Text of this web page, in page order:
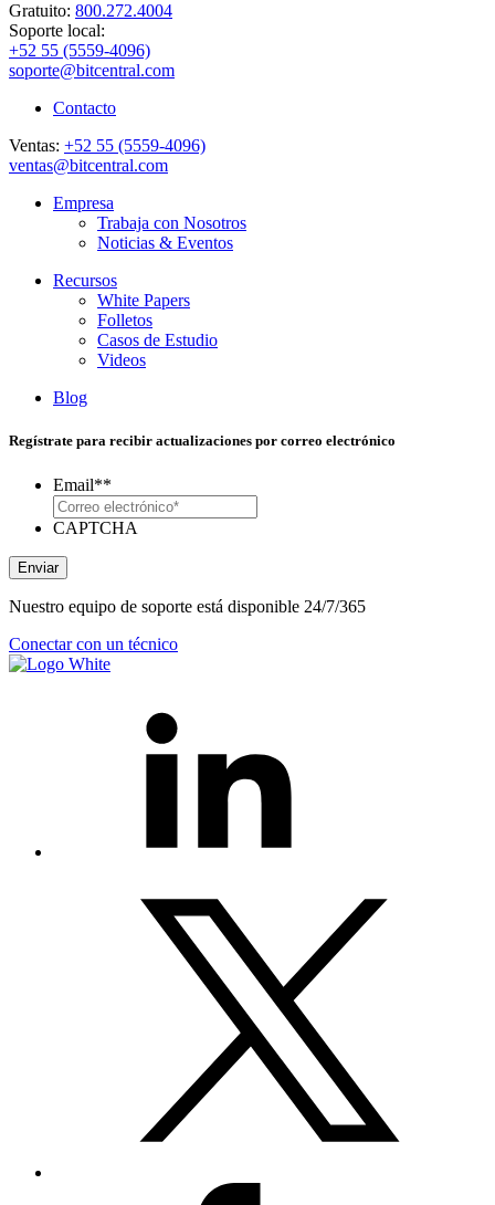
Gratuito: 800.272.4004
Soporte local:
+52 55 (5559-4096)
soporte@bitcentral.com
Contacto
Ventas: +52 55 (5559-4096)
ventas@bitcentral.com
Empresa
Trabaja con Nosotros
Noticias & Eventos
Recursos
White Papers
Folletos
Casos de Estudio
Videos
Blog
Regístrate para recibir actualizaciones por correo electrónico
Email**
CAPTCHA
Enviar
Nuestro equipo de soporte está disponible 24/7/365
Conectar con un técnico